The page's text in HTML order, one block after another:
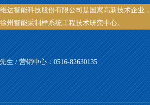
达智能科技股份有限公司是国家高新技术企业，
州智能采制样系统工程技术研究中心。
生 / 营销中心：0516-82630135